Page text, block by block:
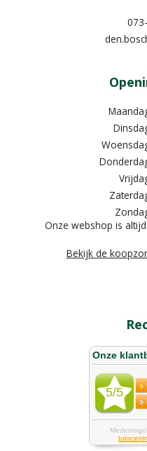
Onze webshop is
Bekijk de